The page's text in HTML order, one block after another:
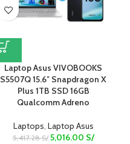
Laptop Asus VIVOBOOKS
S5507Q 15.6″ Snapdragon X
Plus 1TB SSD 16GB
Qualcomm Adreno
Laptops, Laptop Asus
5,417.28S/ 5,016.00 S/